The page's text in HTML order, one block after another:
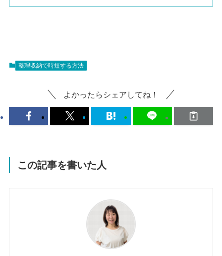
整理収納で時短する方法
よかったらシェアしてね！
この記事を書いた人